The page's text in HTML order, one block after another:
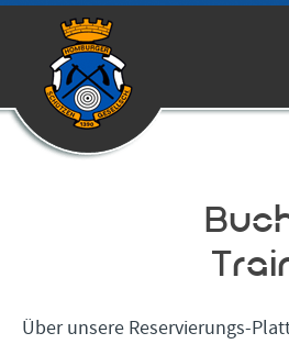
Über unsere Reservierungs-